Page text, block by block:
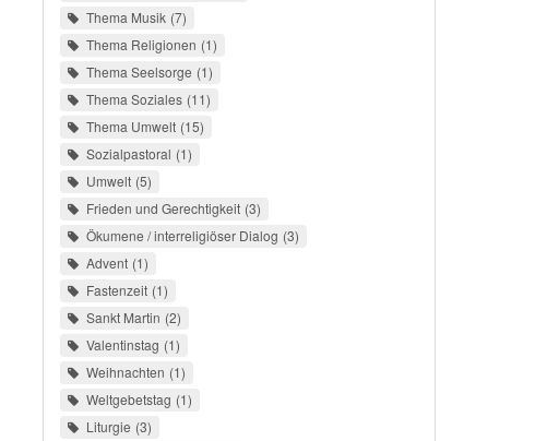
Thema Musik 7
Thema Religionen 1
Thema Seelsorge 1
Thema Soziales 11
Thema Umwelt 15
Sozialpastoral 1
Umwelt 5
Frieden und Gerechtigkeit 3
Ökumene / interreligiöser Dialog 3
Advent 1
Fastenzeit 1
Sankt Martin 2
Valentinstag 1
Weihnachten 1
Weltgebetstag 1
Liturgie 3